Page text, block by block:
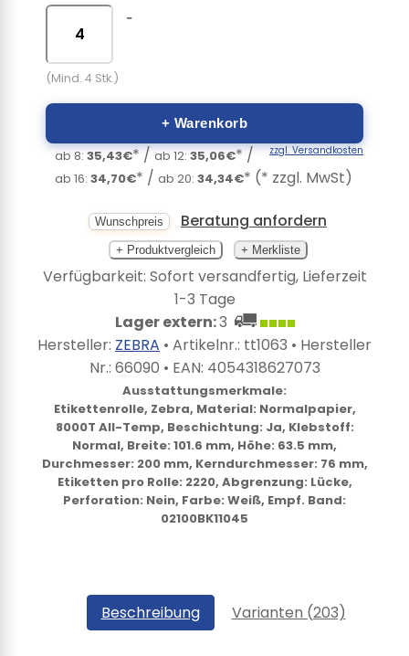
-
(Mind. 4 Stk.)
+ Warenkorb
zzgl. Versandkosten
ab 8: 35,43€* /ab 12: 35,06€* /
ab 16: 34,70€* / ab 20: 34,34€* (* zzgl. MwSt)
Wunschpreis Beratung anfordern
+ Produktvergleich + Merkliste
Verfügbarkeit: Sofort versandfertig, Lieferzeit
1-3 Tage
Lager extern:3
Hersteller: ZEBRA • Artikelnr.: tt1063 • Hersteller
Nr.: 66090 • EAN: 4054318627073
Ausstattungsmerkmale:
Etikettenrolle, Zebra, Material: Normalpapier,
8000T All-Temp, Beschichtung: Ja, Klebstoff:
Normal, Breite: 101.6 mm, Höhe: 63.5 mm,
Durchmesser: 200 mm, Kerndurchmesser: 76 mm,
Etiketten pro Rolle: 2220, Abgrenzung: Lücke,
Perforation: Nein, Farbe: Weiß, Empf. Band:
02100BK11045
Beschreibung Varianten (203)